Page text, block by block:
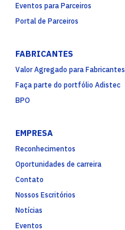
Eventos para Parceiros
Portal de Parceiros
FABRICANTES
Valor Agregado para Fabricantes
Faça parte do portfólio Adistec
BPO
EMPRESA
Reconhecimentos
Oportunidades de carreira
Contato
Nossos Escritórios
Notícias
Eventos